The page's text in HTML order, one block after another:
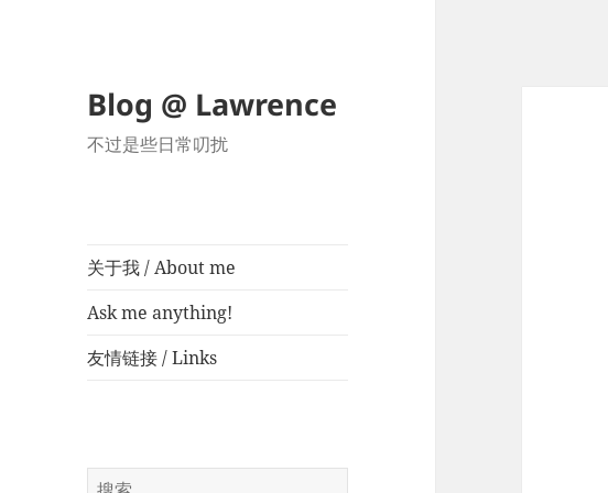
Blog @ Lawrence
不过是些日常叨扰
关于我 / About me
Ask me anything!
友情链接 / Links
搜